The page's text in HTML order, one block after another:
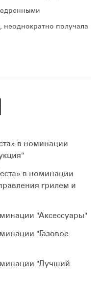
получала
в номинации
в номинации
грилем и
"Аксессуары"
"Газовое
"Лучший